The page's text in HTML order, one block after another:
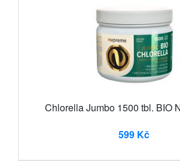
Chlorella Jumbo 1500 tbl. BIO
599 Kč